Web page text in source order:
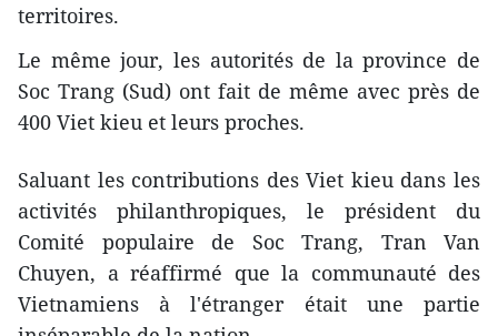
territoires.
Le même jour, les autorités de la province de
Soc Trang (Sud) ont fait de même avec près de
400 Viet kieu et leurs proches.
Saluant les contributions des Viet kieu​ dans les
activités philanthropiques, le président du
Comité populaire de Soc Trang, Tran Van
Chuyen, a réaffirmé que la communauté des
Vietnamiens à l'étranger était une partie